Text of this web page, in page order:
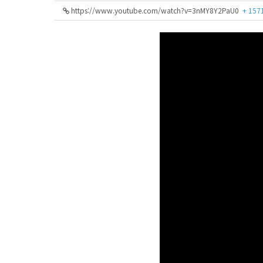
https://www.youtube.com/watch?v=3nMY8Y2PaU0 +